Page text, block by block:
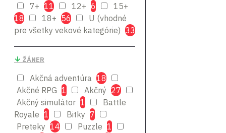
Larian Studios
Microsoft
Nacon
Namco
Bandai
Outright Games
Rockstar
Games
SEGA
SquareEnix
Techland
Ubisoft
7+ 11 12+ 6
15+
18
18+ 56
U (vhodné
pre všetky vekové kategórie) 33
ŽÁNER
Akčná adventúra 18
Akčné RPG 1 Akčný 27
Akčný simulátor 1
Battle
Royale 1 Bitky 7
Preteky 14 Puzzle 1